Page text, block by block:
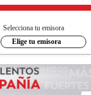
Selecciona tu emisora
Elige tu emisora